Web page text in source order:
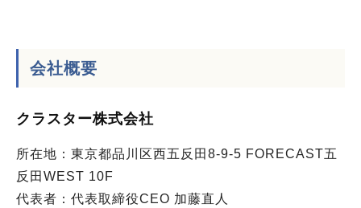
会社概要
クラスター株式会社
所在地：東京都品川区西五反田8-9-5 FORECAST五
反田WEST 10F
代表者：代表取締役CEO 加藤直人